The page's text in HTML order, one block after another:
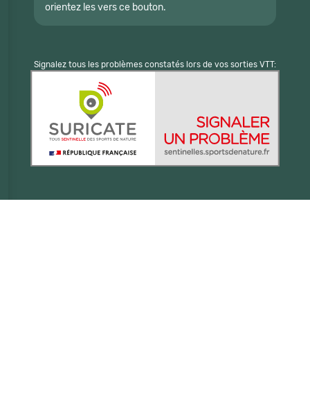
orientez les vers ce bouton.
Signalez tous les problèmes constatés lors de vos sorties VTT: